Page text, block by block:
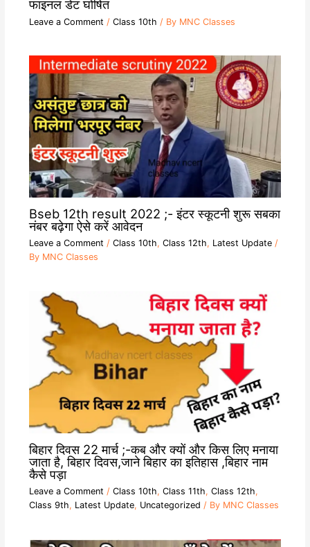
फाइनल डेट घोषित
Leave a Comment / Class 10th / By MNC Classes
Bseb 12th result 2022 ;- इंटर स्कूटनी शुरू सबका
नंबर बढ़ेगा ऐसे करें आवेदन
Leave a Comment / Class 10th, Class 12th, Latest Update/
By MNC Classes
बिहार दिवस 22 मार्च ;-कब और क्यों और किस लिए मनाया
जाता है, बिहार दिवस,जाने बिहार का इतिहास ,बिहार नाम
कैसे पड़ा
Leave a Comment / Class 10th, Class 11th, Class 12th,
Class 9th, Latest Update, Uncategorized / By MNC Classes